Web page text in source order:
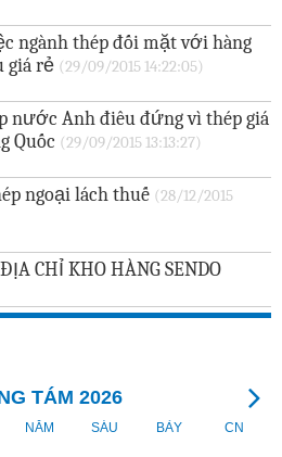
ngành thép đối mặt với hàng
giá rẻ (29/09/2015 14:22:05)
nước Anh điêu đứng vì thép giá
Quốc (29/09/2015 13:13:27)
ngoại lách thuế (28/12/2015
CHỈ KHO HÀNG SENDO
TÁM 2026
NĂM SÁU BẢY CN